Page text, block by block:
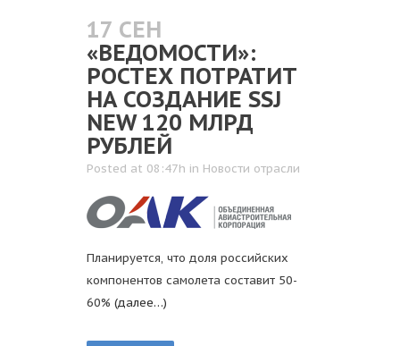
17 СЕН
«ВЕДОМОСТИ»:
РОСТЕХ ПОТРАТИТ
НА СОЗДАНИЕ SSJ
NEW 120 МЛРД
РУБЛЕЙ
Posted at 08:47h in Новости отрасли
Планируется, что доля российских
компонентов самолета составит 50-
60% (далее…)